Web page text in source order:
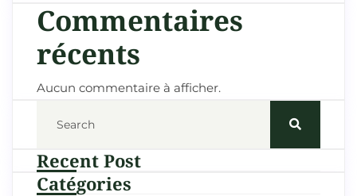
Commentaires
récents
Aucun commentaire à afficher.
Recent Post
Catégories